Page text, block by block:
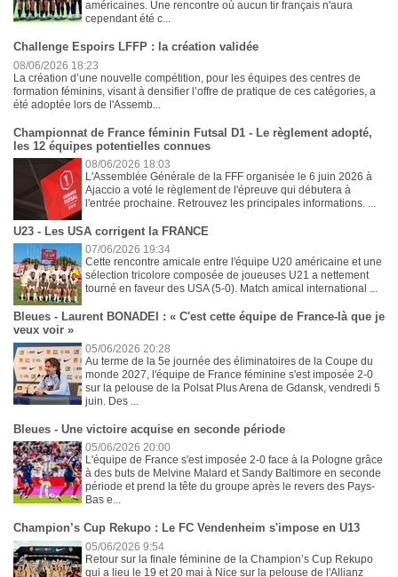
américaines. Une rencontre où aucun tir français n'aura
cependant été c...
Challenge Espoirs LFFP : la création validée
08/06/2026 18:23
La création d’une nouvelle compétition, pour les équipes des centres de
formation féminins, visant à densifier l’offre de pratique de ces catégories, a
été adoptée lors de l'Assemb...
Championnat de France féminin Futsal D1 - Le règlement adopté,
les 12 équipes potentielles connues
08/06/2026 18:03
L'Assemblée Générale de la FFF organisée le 6 juin 2026 à
Ajaccio a voté le règlement de l'épreuve qui débutera à
l'entrée prochaine. Retrouvez les principales informations. ...
U23 - Les USA corrigent la FRANCE
07/06/2026 19:34
Cette rencontre amicale entre l'équipe U20 américaine et une
sélection tricolore composée de joueuses U21 a nettement
tourné en faveur des USA (5-0). Match amical international ...
Bleues - Laurent BONADEI : « C'est cette équipe de France-là que je
veux voir »
05/06/2026 20:28
Au terme de la 5e journée des éliminatoires de la Coupe du
monde 2027, l'équipe de France féminine s'est imposée 2-0
sur la pelouse de la Polsat Plus Arena de Gdansk, vendredi 5
juin. Des ...
Bleues - Une victoire acquise en seconde période
05/06/2026 20:00
L'équipe de France s'est imposée 2-0 face à la Pologne grâce
à des buts de Melvine Malard et Sandy Baltimore en seconde
période et prend la tête du groupe après le revers des Pays-
Bas e...
Champion’s Cup Rekupo : Le FC Vendenheim s'impose en U13
05/06/2026 9:54
Retour sur la finale féminine de la Champion’s Cup Rekupo
qui a lieu le 19 et 20 mai à Nice sur la pelouse de l'Allianz